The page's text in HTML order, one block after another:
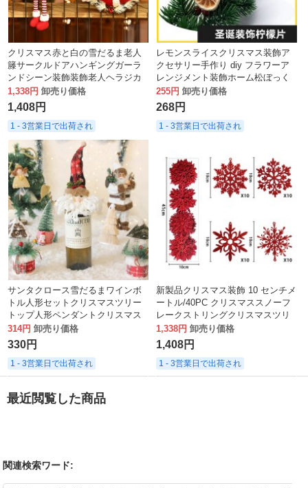
クリスマス赤と白の雪だるま老人
籐サークルドアハンギングガーラ
ンドシーン装飾装飾老人ヘラジカ
人形装飾
1,338円 卸売り価格
1,408円
1 - 3営業日で出荷され
レモンスライスクリスマス装飾ア
クセサリー手作り diy フラワーア
レンジメント装飾ホーム松ぼっく
り写真撮影小道具ドライフラワー
255円 卸売り価格
268円
1 - 3営業日で出荷され
サンタクロース雪だるまワインボ
トル人形セットクリスマスツリー
トップ人形ペンダントクリスマス
日用品卸売
314円 卸売り価格
330円
1 - 3営業日で出荷され
新製品クリスマス装飾 10 センチメ
ートル/40PC クリスマススノーフ
レークストリングクリスマスツリ
ーペンダント
1,338円 卸売り価格
1,408円
1 - 3営業日で出荷され
最近閲覧した商品
関連検索ワード: